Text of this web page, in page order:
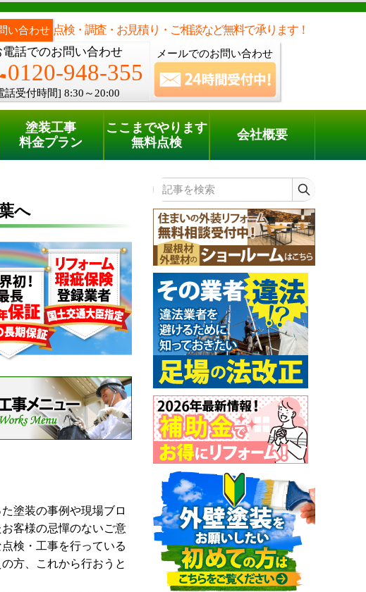
い合わせ 点検・調査・お見積り・ご相談など無料で承ります！
電話でのお問い合わせ
0120-948-355
話受付時間] 8:30～20:00
メールでのお問い合わせ
電話でのご相談 [8:30～20:00]
phone0120-948-355
塗装工事
料金プラン
ここまでやります
無料点検
会社概要
へ
塗装の事例や現場ブロ
客様の忌憚のないご意
検・工事を行っている
方、これから行おうと
記事を検索